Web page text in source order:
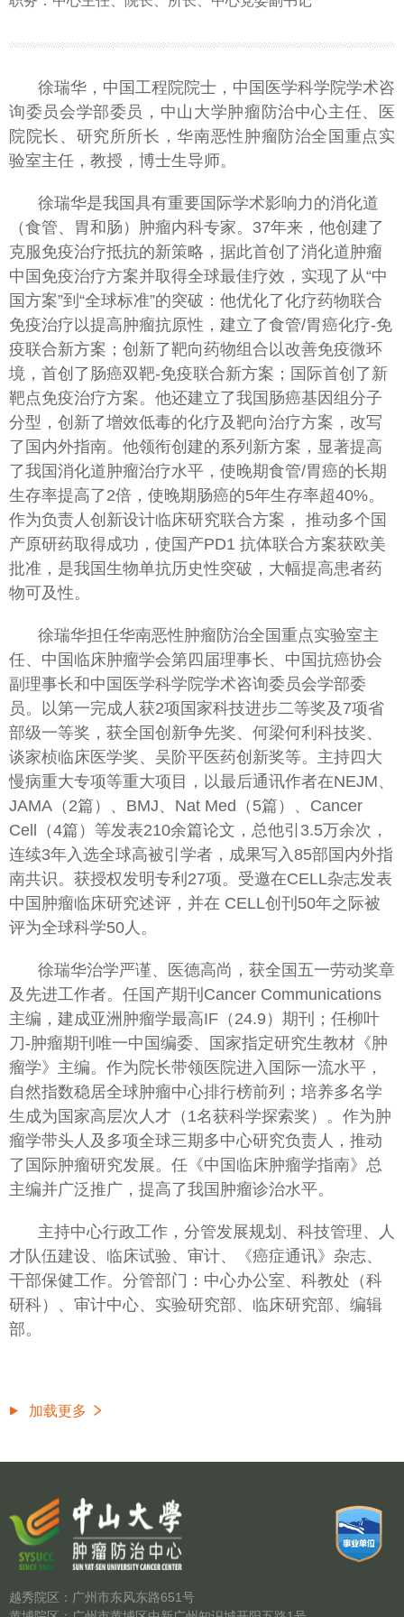
徐瑞华，中国工程院院士，中国医学科学院学术咨
询委员会学部委员，中山大学肿瘤防治中心主任、医
院院长、研究所所长，华南恶性肿瘤防治全国重点实
验室主任，教授，博士生导师。
徐瑞华是我国具有重要国际学术影响力的消化道
（食管、胃和肠）肿瘤内科专家。37年来，他创建了
克服免疫治疗抵抗的新策略，据此首创了消化道肿瘤
中国免疫治疗方案并取得全球最佳疗效，实现了从“中
国方案”到“全球标准”的突破：他优化了化疗药物联合
免疫治疗以提高肿瘤抗原性，建立了食管/胃癌化疗-免
疫联合新方案；创新了靶向药物组合以改善免疫微环
境，首创了肠癌双靶-免疫联合新方案；国际首创了新
靶点免疫治疗方案。他还建立了我国肠癌基因组分子
分型，创新了增效低毒的化疗及靶向治疗方案，改写
了国内外指南。他领衔创建的系列新方案，显著提高
了我国消化道肿瘤治疗水平，使晚期食管/胃癌的长期
生存率提高了2倍，使晚期肠癌的5年生存率超40%。
作为负责人创新设计临床研究联合方案， 推动多个国
产原研药取得成功，使国产PD1 抗体联合方案获欧美
批准，是我国生物单抗历史性突破，大幅提高患者药
物可及性。
徐瑞华担任华南恶性肿瘤防治全国重点实验室主
任、中国临床肿瘤学会第四届理事长、中国抗癌协会
副理事长和中国医学科学院学术咨询委员会学部委
员。以第一完成人获2项国家科技进步二等奖及7项省
部级一等奖，获全国创新争先奖、何梁何利科技奖、
谈家桢临床医学奖、吴阶平医药创新奖等。主持四大
慢病重大专项等重大项目，以最后通讯作者在NEJM、
JAMA（2篇）、BMJ、Nat Med（5篇）、Cancer
Cell（4篇）等发表210余篇论文，总他引3.5万余次，
连续3年入选全球高被引学者，成果写入85部国内外指
南共识。获授权发明专利27项。受邀在CELL杂志发表
中国肿瘤临床研究述评，并在 CELL创刊50年之际被
评为全球科学50人。
徐瑞华治学严谨、医德高尚，获全国五一劳动奖章
及先进工作者。任国产期刊Cancer Communications
主编，建成亚洲肿瘤学最高IF（24.9）期刊；任柳叶
刀-肿瘤期刊唯一中国编委、国家指定研究生教材《肿
瘤学》主编。作为院长带领医院进入国际一流水平，
自然指数稳居全球肿瘤中心排行榜前列；培养多名学
生成为国家高层次人才（1名获科学探索奖）。作为肿
瘤学带头人及多项全球三期多中心研究负责人，推动
了国际肿瘤研究发展。任《中国临床肿瘤学指南》总
主编并广泛推广，提高了我国肿瘤诊治水平。
主持中心行政工作，分管发展规划、科技管理、人
才队伍建设、临床试验、审计、《癌症通讯》杂志、
干部保健工作。分管部门：中心办公室、科教处（科
研科）、审计中心、实验研究部、临床研究部、编辑
部。
加载更多
越秀院区：广州市东风东路651号